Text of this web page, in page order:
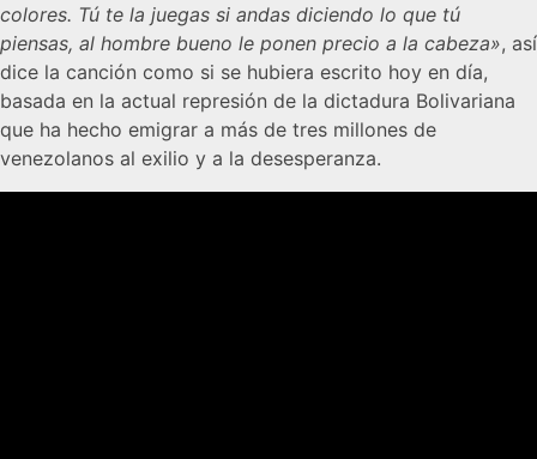
colores. Tú te la juegas si andas diciendo lo que tú
piensas, al hombre bueno le ponen precio a la cabeza», así
dice la canción como si se hubiera escrito hoy en día,
basada en la actual represión de la dictadura Bolivariana
que ha hecho emigrar a más de tres millones de
venezolanos al exilio y a la desesperanza.